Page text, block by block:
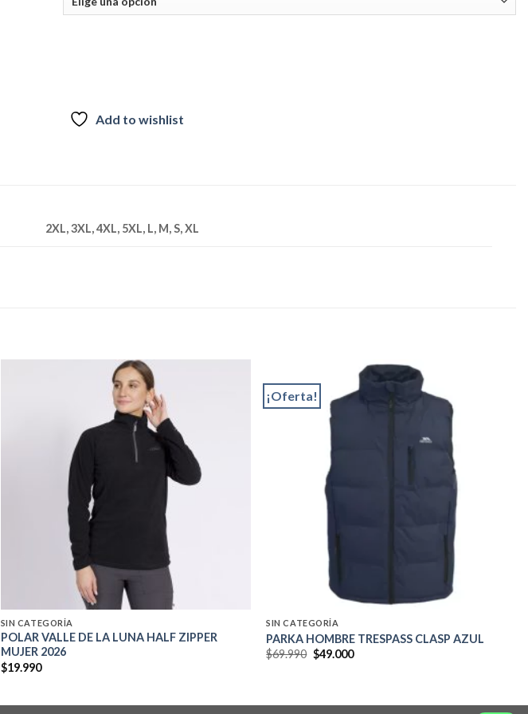
Add to wishlist
2XL, 3XL, 4XL, 5XL, L, M, S, XL
SIN CATEGORÍA
POLAR VALLE DE LA LUNA HALF ZIPPER
MUJER 2026
$19.990
¡Oferta!
SIN CATEGORÍA
PARKA HOMBRE TRESPASS CLASP AZUL
$69.990 El
precio
$49.000El